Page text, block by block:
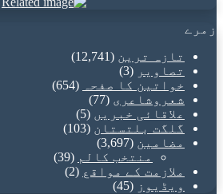
زمرے
تازہ ترین (12,741)
تصاویر (3)
خواتین کا صفحہ
(654)
شعروشاعری (77)
علاقائی خبریں (5)
گلگت بلتستان (103)
مضامین (3,697)
منتخب کالم (39)
ملازمت کے مواقع (2)
ویڈیوز (45)